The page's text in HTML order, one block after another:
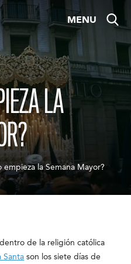
MENU
LA
empieza la Semana Mayor?
de la religión católica
Santa son los siete días de